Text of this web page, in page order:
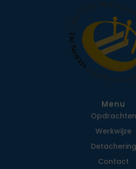
Menu
Opdrachten
Werkwijze
Detachering
Contact